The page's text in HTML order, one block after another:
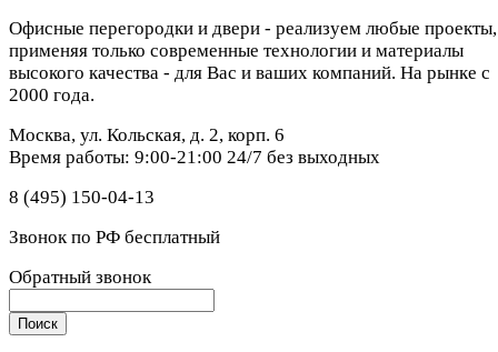
Офисные перегородки и двери - реализуем любые проекты,
применяя только современные технологии и материалы
высокого качества - для Вас и ваших компаний. На рынке с
2000 года.
Москва, ул. Кольская, д. 2, корп. 6
Время работы: 9:00-21:00 24/7 без выходных
8 (495) 150-04-13
Звонок по РФ бесплатный
Обратный звонок